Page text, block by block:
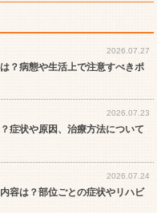
2026.07.27
？病態や生活上で注意すべきポ
2026.07.23
症状や原因、治療方法について
2026.07.24
容は？部位ごとの症状やリハビ